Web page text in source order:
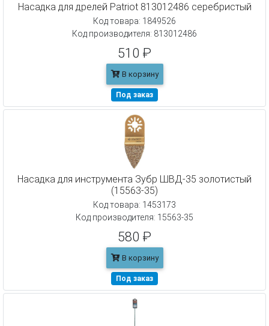
Насадка для дрелей Patriot 813012486 серебристый
Код товара: 1849526
Код производителя: 813012486
510 ₽
В корзину
Под заказ
Насадка для инструмента Зубр ШВД-35 золотистый
(15563-35)
Код товара: 1453173
Код производителя: 15563-35
580 ₽
В корзину
Под заказ